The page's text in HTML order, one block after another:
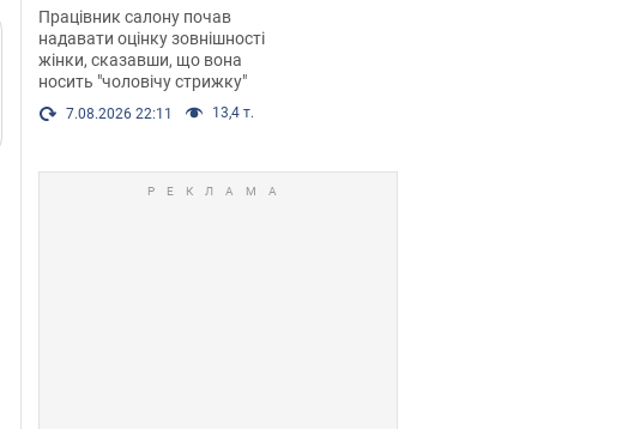
після хімієтерапії,
розгорівся скандал.
Фото
Працівник салону почав
надавати оцінку зовнішності
жінки, сказавши, що вона
носить "чоловічу стрижку"
7.08.2026 22:11 13,4 т.